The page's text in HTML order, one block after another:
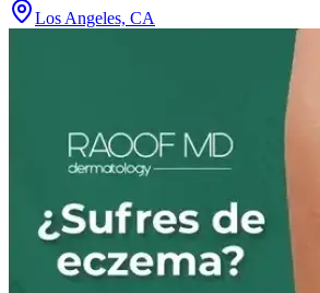
Los Angeles, CA